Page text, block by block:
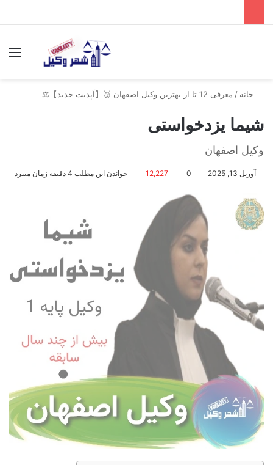
خانه / معرفی 12 تا از بهترین وکیل اصفهان 🥇【آپدیت جدید】⚖️
شیما یزدخواستی
وکیل اصفهان
آوریل 13, 2025 0
12,227 خواندن این مطلب 4 دقیقه زمان میبرد